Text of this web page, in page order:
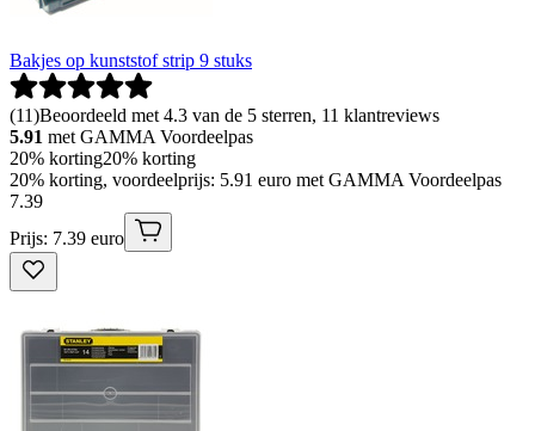
Bakjes op kunststof strip 9 stuks
(11)Beoordeeld met 4.3 van de 5 sterren, 11 klantreviews
5.91 met GAMMA Voordeelpas
20% korting20% korting
20% korting, voordeelprijs: 5.91 euro met GAMMA Voordeelpas
7.39
Prijs: 7.39 euro